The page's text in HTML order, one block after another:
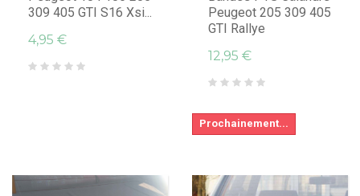
309 405 GTI S16 Xsi...
4,95 €
Peugeot 205 309 405
GTI Rallye
12,95 €
Prochainement...